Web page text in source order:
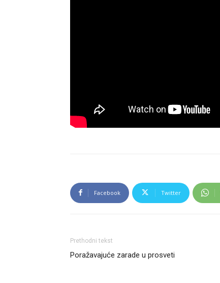
Facebook Twitter
Prethodni tekst
Poražavajuće zarade u prosveti